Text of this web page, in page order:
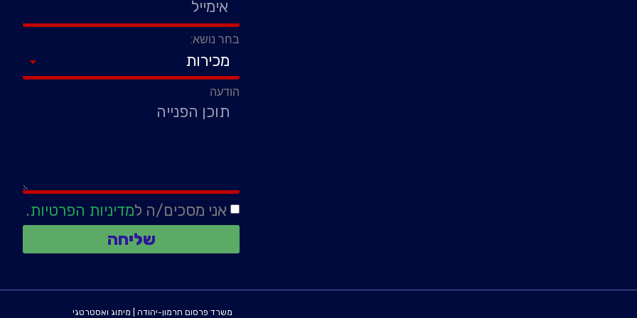
בחר נושא:
הודעה
אני מסכים/ה למדיניות הפרטיות.
שליחה
משרד פרסום חרמון-יהודה מיתוג ואסטרטגי